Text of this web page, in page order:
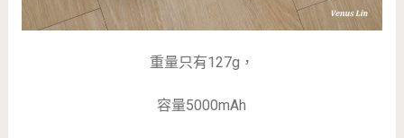
重量只有127g，
容量5000mAh